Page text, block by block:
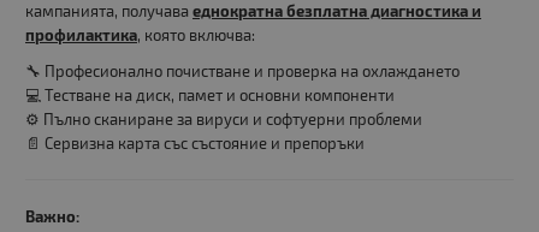
кампанията, получава еднократна безплатна диагностика и
профилактика, която включва:
🔧 Професионално почистване и проверка на охлаждането
💻 Тестване на диск, памет и основни компоненти
⚙️ Пълно сканиране за вируси и софтуерни проблеми
📄 Сервизна карта със състояние и препоръки
Важно: